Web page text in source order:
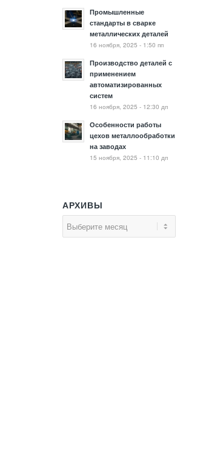
Промышленные
стандарты в сварке
металлических деталей
16 ноября, 2025 - 1:50 пп
Производство деталей с
применением
автоматизированных
систем
16 ноября, 2025 - 12:30 дп
Особенности работы
цехов металлообработки
на заводах
15 ноября, 2025 - 11:10 дп
АРХИВЫ